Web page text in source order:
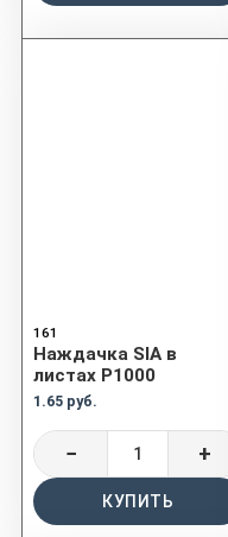
161
Наждачка SIA в
листах P1000
1.65 руб.
− +
КУПИТЬ